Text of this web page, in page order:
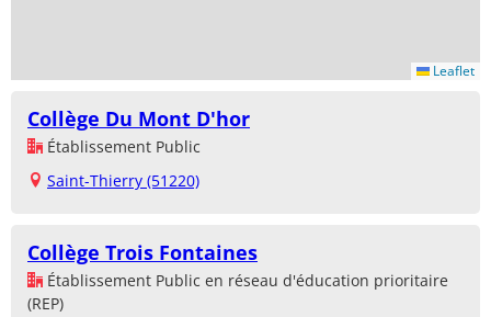
Leaflet
Collège Du Mont D'hor
Établissement Public
Saint-Thierry (51220)
Collège Trois Fontaines
Établissement Public en réseau d'éducation prioritaire
(REP)